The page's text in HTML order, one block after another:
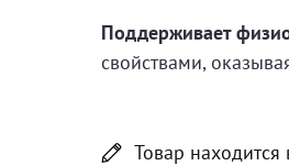
Поддерживает
свойствами,
Товар находится